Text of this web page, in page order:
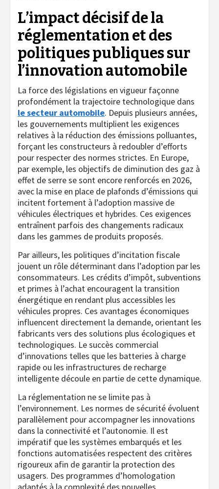
L’impact décisif de la
réglementation et des
politiques publiques sur
l’innovation automobile
La force des législations en vigueur façonne
profondément la trajectoire technologique dans
le secteur automobile. Depuis plusieurs années,
les gouvernements multiplient les exigences
relatives à la réduction des émissions polluantes,
forçant les constructeurs à redoubler d’efforts
pour respecter des normes strictes. En Europe,
par exemple, les objectifs de diminution des gaz à
effet de serre se sont encore renforcés en 2026,
avec la mise en place de plafonds d’émissions qui
incitent fortement à l’adoption massive de
véhicules électriques et hybrides. Ces exigences
entraînent parfois des changements radicaux
dans les gammes de produits proposés.
Par ailleurs, les politiques d’incitation fiscale
jouent un rôle déterminant dans l’adoption par les
consommateurs. Les crédits d’impôt, subventions
et primes à l’achat encouragent la transition
énergétique en rendant plus accessibles les
véhicules propres. Ces avantages économiques
influencent directement la demande, orientant les
fabricants vers des solutions plus écologiques et
technologiques. Le succès commercial
d’innovations telles que les batteries à charge
rapide ou les infrastructures de recharge
intelligente découle en partie de cette dynamique.
La réglementation ne se limite pas à
l’environnement. Les normes de sécurité évoluent
parallèlement pour accompagner les innovations
dans la connectivité et l’autonomie. Il est
impératif que les systèmes embarqués et les
fonctions automatisées respectent des critères
rigoureux afin de garantir la protection des
usagers. Des programmes d’homologation
adaptés à la complexité des nouvelles